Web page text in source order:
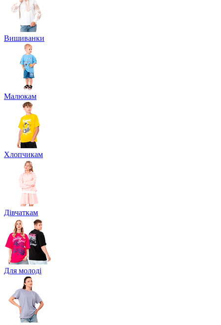
Вишиванки
Малюкам
Хлопчикам
Дівчаткам
Для молоді